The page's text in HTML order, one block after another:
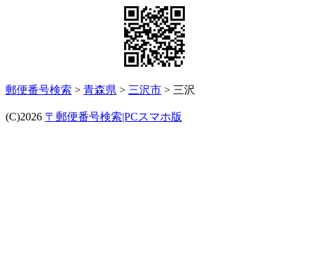
郵便番号検索 > 青森県 > 三沢市 > 三沢
(C)2026 〒郵便番号検索|PCスマホ版